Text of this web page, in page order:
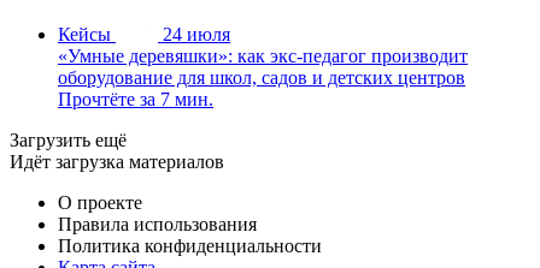
Кейсы
24 июля
«Умные деревяшки»: как экс-педагог производит
оборудование для школ, садов и детских центров
Прочтёте за 7 мин.
Загрузить ещё
Идёт загрузка материалов
О проекте
Правила использования
Политика конфиденциальности